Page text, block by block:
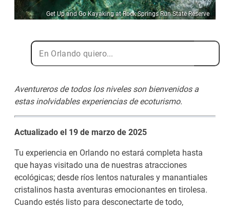
Get Up and Go Kayaking at Rock Springs Run State Reserve
Aventureros de todos los niveles son bienvenidos a
estas inolvidables experiencias de ecoturismo.
Actualizado el 19 de marzo de 2025
Tu experiencia en Orlando no estará completa hasta
que hayas visitado una de nuestras atracciones
ecológicas; desde ríos lentos naturales y manantiales
cristalinos hasta aventuras emocionantes en tirolesa.
Cuando estés listo para desconectarte de todo,